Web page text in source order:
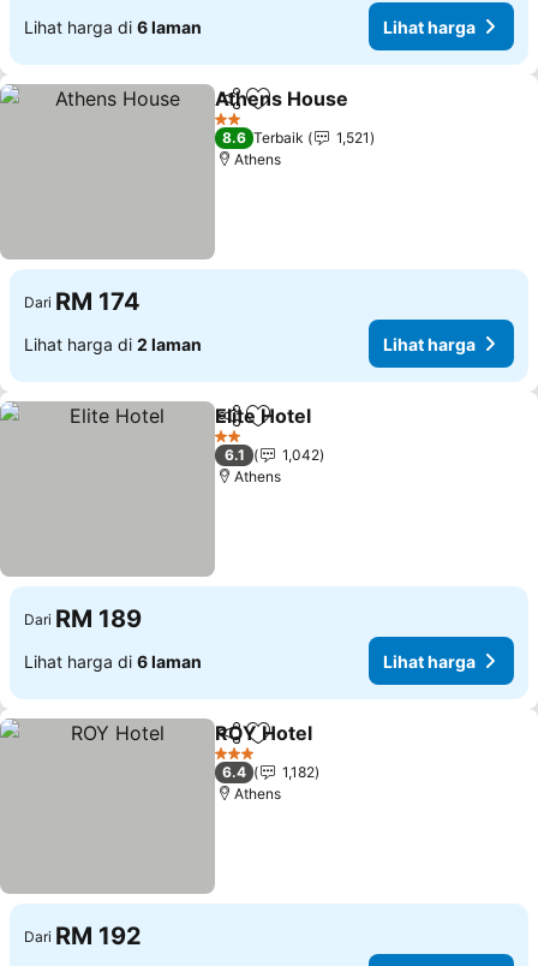
Lihat harga di 6 laman Lihat harga
KongsiTambah ke favorit
Athens House
2 Bintang
8.6 Terbaik
1,521
Athens
Dari RM 174
Lihat harga di 2 laman Lihat harga
KongsiTambah ke favorit
Elite Hotel
2 Bintang
6.1
1,042
Athens
Dari RM 189
Lihat harga di 6 laman Lihat harga
KongsiTambah ke favorit
ROY Hotel
3 Bintang
6.4
1,182
Athens
Dari RM 192